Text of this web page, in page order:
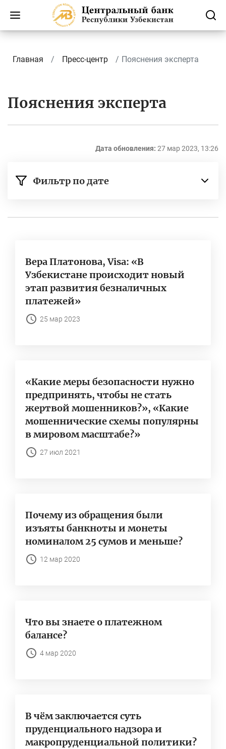
Главная Пресс-центр Пояснения эксперта
Пояснения эксперта
Дата обновления: 27 мар 2023, 13:26
Фильтр по дате
Вывести
Вера Платонова, Visa: «В
Узбекистане происходит новый
этап развития безналичных
платежей»
25 мар 2023
«Какие меры безопасности нужно
предпринять, чтобы не стать
жертвой мошенников?», «Какие
мошеннические схемы популярны
в мировом масштабе?»
27 июл 2021
Почему из обращения были
изъяты банкноты и монеты
номиналом 25 сумов и меньше?
12 мар 2020
Что вы знаете о платежном
балансе?
4 мар 2020
В чём заключается суть
пруденциального надзора и
макропруденциальной политики?